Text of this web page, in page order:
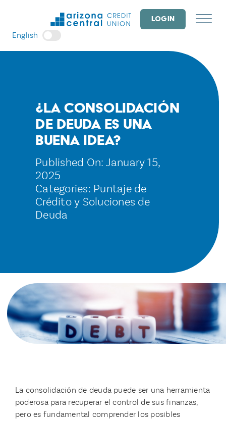
LOGIN
English
¿La consolidación
de deuda es una
buena idea?
Published On: January 15,
2025
Categories: Puntaje de
Crédito y Soluciones de
Deuda
La consolidación de deuda puede ser una herramienta
poderosa para recuperar el control de sus finanzas,
pero es fundamental comprender los posibles